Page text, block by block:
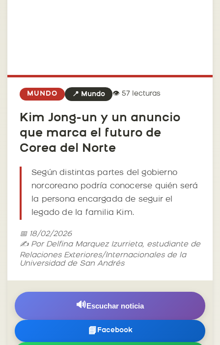
MUNDO 📍 Mundo 👁️ 57 lecturas
Kim Jong-un y un anuncio
que marca el futuro de
Corea del Norte
Según distintas partes del gobierno
norcoreano podría conocerse quién será
la persona encargada de seguir el
legado de la familia Kim.
📅 18/02/2026
✍️ Por Delfina Marquez Izurrieta, estudiante de
Relaciones Exteriores/Internacionales de la
Universidad de San Andrés
🔊Escuchar noticia
📘 Facebook